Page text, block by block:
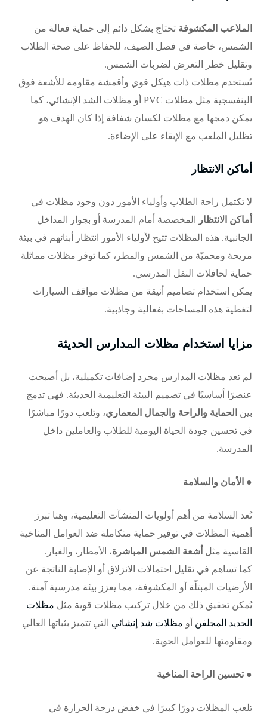
الملاعب المكشوفة تحتاج بشكل دائم إلى حماية فعالة من
الشمس، خاصة في فصل الصيف، للحفاظ على صحة الطلاب
وتقليل خطر التعرض لضربات الشمس.
تُستخدم مظلات ذات هيكل قوي وأقمشة مقاومة للأشعة فوق
البنفسجية مثل مظلات PVC أو مظلات
الشد الإنشائي، كما
يمكن دمجها مع مظلات لكسان شفافة إذا كان الهدف هو
تظليل الملعب مع الإبقاء على الإضاءة.
أماكن الانتظار
لا تكتمل راحة الطلاب وأولياء الأمور دون وجود مظلات في
أماكن الانتظار
المخصصة أمام المدرسة أو بجوار المداخل
الجانبية. هذه المظلات تتيح لأولياء الأمور انتظار أبنائهم في بيئة
مريحة ومحميّة من الشمس والمطر، كما توفر مظلات مماثلة
حماية لحافلات النقل المدرسي.
يمكن استخدام تصاميم أنيقة من مظلات مواقف السيارات
لتغطية هذه المساحات بفعالية وجاذبية.
مزايا استخدام مظلات المدارس الحديثة
لم تعد مظلات المدارس مجرد إضافات تكميلية، بل أصبحت
عنصرًا أساسيًا في تصميم البيئة التعليمية الحديثة. فهي تدمج
بين الحماية والراحة والجمال المعماري، وتلعب دورًا مباشرًا
في تحسين جودة الحياة اليومية للطلاب والعاملين داخل
المدرسة.
● الأمان والسلامة
تُعد السلامة من أهم أولويات المنشآت التعليمية، وهنا تبرز
أهمية المظلات في توفير حماية متكاملة ضد العوامل المناخية
القاسية مثل أشعة الشمس المباشرة، الأمطار، والغبار.
كما تساهم في تقليل احتمالات الانزلاق أو الإصابة الناتجة عن
الأرضيات المبتلّة أو المكشوفة، مما يعزز بيئة مدرسية آمنة.
يُمكن تحقيق ذلك من خلال تركيب مظلات قوية مثل مظلات
الحديد المجلفن أو مظلات شد إنشائي التي تتميز بثباتها العالي
ومقاومتها للعوامل الجوية.
● تحسين الراحة المناخية
تلعب المظلات دورًا كبيرًا في خفض درجة الحرارة في